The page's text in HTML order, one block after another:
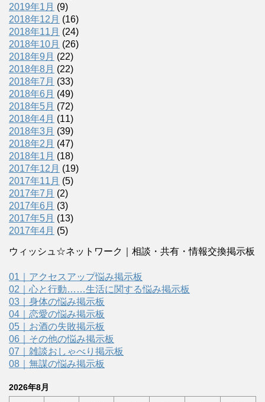
2019年1月 (9)
2018年12月 (16)
2018年11月 (24)
2018年10月 (26)
2018年9月 (22)
2018年8月 (22)
2018年7月 (33)
2018年6月 (49)
2018年5月 (72)
2018年4月 (11)
2018年3月 (39)
2018年2月 (47)
2018年1月 (18)
2017年12月 (19)
2017年11月 (5)
2017年7月 (2)
2017年6月 (3)
2017年5月 (13)
2017年4月 (5)
ウィッシュ☆ネットワーク｜相談・共有・情報交換掲示板
01｜アクセスアップ悩み掲示板
02｜心と行動……生活に関する悩み掲示板
03｜身体の悩み掲示板
04｜恋愛の悩み掲示板
05｜お酒の失敗掲示板
06｜その他の悩み掲示板
07｜雑談おしゃべり掲示板
08｜無謀の悩み掲示板
2026年8月